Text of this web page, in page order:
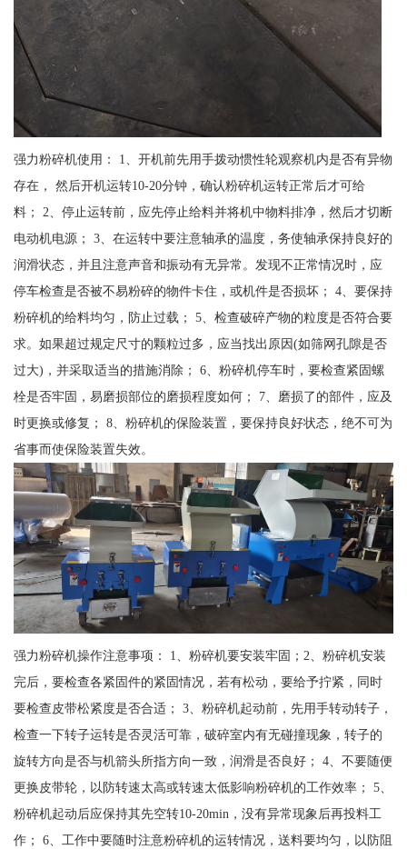
强力粉碎机使用： 1、开机前先用手拨动惯性轮观察机内是否有异物
存在， 然后开机运转10-20分钟，确认粉碎机运转正常后才可给
料； 2、停止运转前，应先停止给料并将机中物料排净，然后才切断
电动机电源； 3、在运转中要注意轴承的温度，务使轴承保持良好的
润滑状态，并且注意声音和振动有无异常。发现不正常情况时，应
停车检查是否被不易粉碎的物件卡住，或机件是否损坏； 4、要保持
粉碎机的给料均匀，防止过载； 5、检查破碎产物的粒度是否符合要
求。如果超过规定尺寸的颗粒过多，应当找出原因(如筛网孔隙是否
过大)，并采取适当的措施消除； 6、粉碎机停车时，要检查紧固螺
栓是否牢固，易磨损部位的磨损程度如何； 7、磨损了的部件，应及
时更换或修复； 8、粉碎机的保险装置，要保持良好状态，绝不可为
省事而使保险装置失效。
强力粉碎机操作注意事项： 1、粉碎机要安装牢固；2、粉碎机安装
完后，要检查各紧固件的紧固情况，若有松动，要给予拧紧，同时
要检查皮带松紧度是否合适； 3、粉碎机起动前，先用手转动转子，
检查一下转子运转是否灵活可靠，破碎室内有无碰撞现象，转子的
旋转方向是否与机箭头所指方向一致，润滑是否良好； 4、不要随便
更换皮带轮，以防转速太高或转速太低影响粉碎机的工作效率； 5、
粉碎机起动后应保持其先空转10-20min，没有异常现象后再投料工
作； 6、工作中要随时注意粉碎机的运转情况，送料要均匀，以防阻